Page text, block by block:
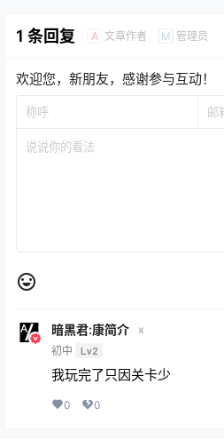
1 条回复 A 文章作者 M 管理员
欢迎您，新朋友，感谢参与互动！
暗黑君:康简介
x
初中
Lv2
我玩完了只因关卡少
0 0